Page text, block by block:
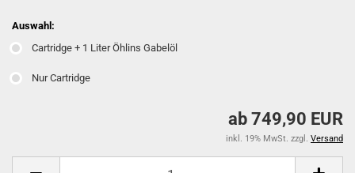
Auswahl:
Cartridge + 1 Liter Öhlins Gabelöl
Nur Cartridge
ab 749,90 EUR
inkl. 19% MwSt. zzgl. Versand